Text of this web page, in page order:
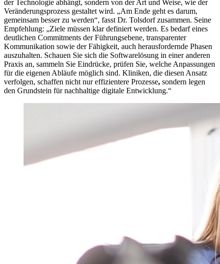
der Technologie abhängt, sondern von der Art und Weise, wie der
Veränderungsprozess gestaltet wird. „Am Ende geht es darum,
gemeinsam besser zu werden“, fasst Dr. Tolsdorf zusammen. Seine
Empfehlung: „Ziele müssen klar definiert werden. Es bedarf eines
deutlichen Commitments der Führungsebene, transparenter
Kommunikation sowie der Fähigkeit, auch herausfordernde Phasen
auszuhalten. Schauen Sie sich die Softwarelösung in einer anderen
Praxis an, sammeln Sie Eindrücke, prüfen Sie, welche Anpassungen
für die eigenen Abläufe möglich sind. Kliniken, die diesen Ansatz
verfolgen, schaffen nicht nur effizientere Prozesse, sondern legen
den Grundstein für nachhaltige digitale Entwicklung.“